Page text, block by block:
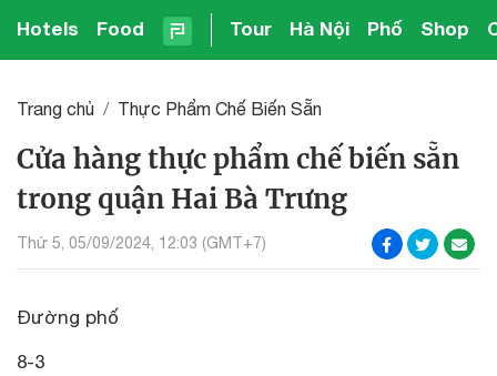
Hotels Food Tour Hà Nội Phố Shop
Trang chủ Thực Phẩm Chế Biến Sẵn
Cửa hàng thực phẩm chế biến sẵn
trong quận Hai Bà Trưng
Thứ 5, 05/09/2024, 12:03 (GMT+7)
Đường phố
8-3